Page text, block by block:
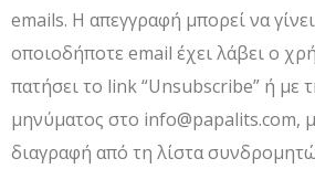
emails. Η απεγγραφή μπορεί να
οποιοδήποτε email έχει λάβει ο
πατήσει το link “Unsubscribe” ή με
μηνύματος στο info@papalits.com,
διαγραφή από τη λίστα